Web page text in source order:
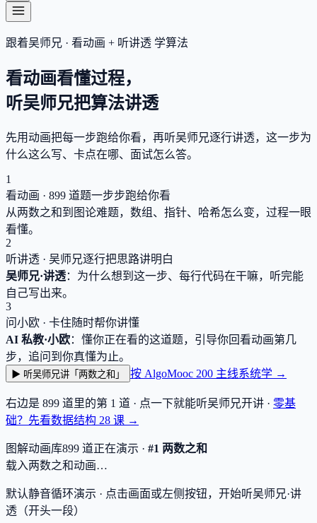
跟着吴师兄 · 看动画 + 听讲透 学算法
看动画看懂过程，
听吴师兄把算法讲透
先用动画把每一步跑给你看，再听吴师兄逐行讲透，这一步为
什么这么写、卡点在哪、面试怎么答。
1
看动画 · 899 道题一步步跑给你看
从两数之和到图论难题，数组、指针、哈希怎么变，过程一眼
看懂。
2
听讲透 · 吴师兄逐行把思路讲明白
吴师兄·讲透：为什么想到这一步、每行代码在干嘛，听完能
自己写出来。
3
问小欧 · 卡住随时帮你讲懂
AI 私教·小欧：懂你正在看的这道题，引导你回看动画第几
步，追问到你真懂为止。
▶ 听吴师兄讲「两数之和」 按 AlgoMooc 200 主线系统学 →
右边是 899 道里的第 1 道 · 点一下就能听吴师兄开讲 · 零基
础？先看数据结构 28 课 →
图解动画库899 道正在演示 · #1 两数之和
载入两数之和动画…
默认静音循环演示 · 点击画面或左侧按钮，开始听吴师兄·讲
透（开头一段）